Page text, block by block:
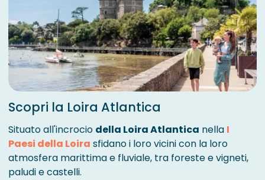
Scopri la Loira Atlantica
Situato all'incrocio della Loira Atlantica nella I
Paesi della Loira sfidano i loro vicini con la loro
atmosfera marittima e fluviale, tra foreste e vigneti,
paludi e castelli.